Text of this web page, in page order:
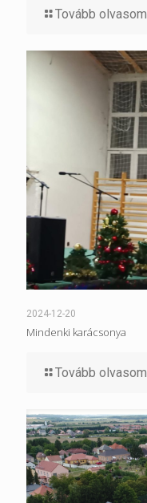
Tovább olvasom
2024-12-20
Mindenki karácsonya
Tovább olvasom